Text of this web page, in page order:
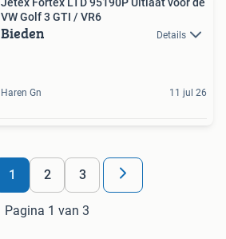
VW Golf 3 GTI / VR6
Bieden Details
Haren Gn 11 jul 26
1 2 3
Pagina 1 van 3